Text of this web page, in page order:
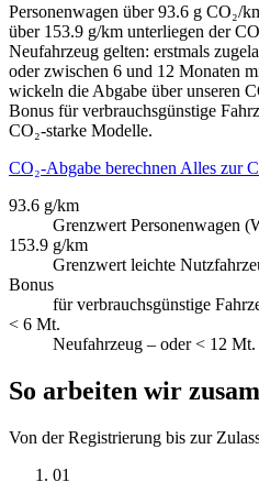
Personenwagen über 93.6 g CO₂/
über 153.9 g/km unterliegen der
Neufahrzeug gelten: erstmals
oder zwischen 6 und 12 Monaten
wickeln die Abgabe über unseren
Bonus für verbrauchsgünstige
CO₂-starke Modelle.
CO₂-Abgabe berechnen Alles zur
93.6 g/km
Grenzwert Personenwagen
153.9 g/km
Grenzwert leichte
Bonus
für verbrauchsgünstige
< 6 Mt.
Neufahrzeug – oder < 12
So arbeiten wir
Von der Registrierung bis zur
01